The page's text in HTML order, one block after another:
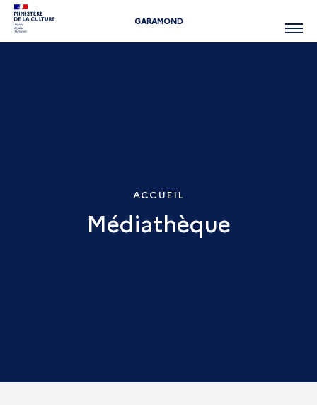
GARAMOND Menu
ACCUEIL
Médiathèque